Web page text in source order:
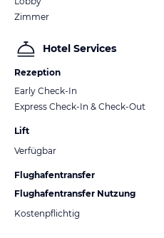
Zimmer
Hotel Services
Rezeption
Early Check-In
Express Check-In & Check-Out
Lift
Verfügbar
Flughafentransfer
Flughafentransfer Nutzung
Kostenpflichtig